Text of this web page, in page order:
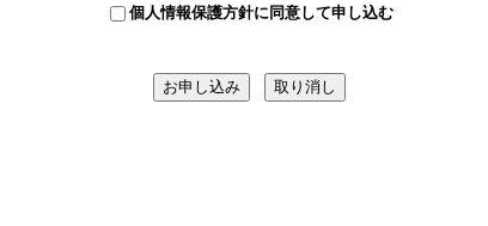
個人情報保護方針に同意して申し込む